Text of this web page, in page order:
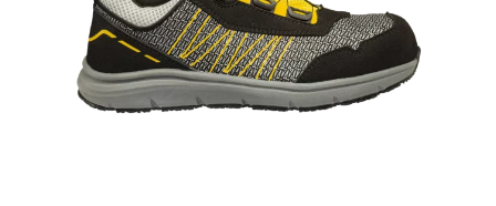
Calzature casual
Tattiche